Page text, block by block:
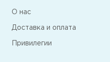
О нас
Доставка и оплата
Привилегии